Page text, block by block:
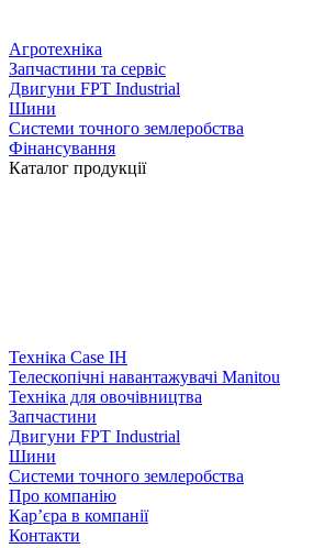
Агротехніка
Запчастини та сервіс
Двигуни FPT Industrial
Шини
Системи точного землеробства
Фінансування
Каталог продукції
Техніка Case IH
Телескопічні навантажувачі Manitou
Техніка для овочівництва
Запчастини
Двигуни FPT Industrial
Шини
Системи точного землеробства
Про компанію
Кар’єра в компанії
Контакти